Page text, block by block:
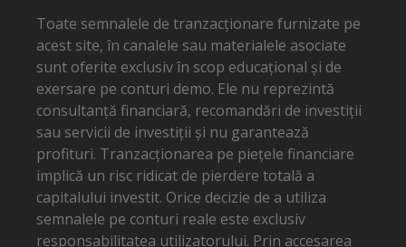
Toate semnalele de tranzacționare furnizate pe
acest site, în canalele sau materialele asociate
sunt oferite exclusiv în scop educațional și de
exersare pe conturi demo. Ele nu reprezintă
consultanță financiară, recomandări de investiții
sau servicii de investiții și nu garantează
profituri. Tranzacționarea pe piețele financiare
implică un risc ridicat de pierdere totală a
capitalului investit. Orice decizie de a utiliza
semnalele pe conturi reale este exclusiv
responsabilitatea utilizatorului. Prin accesarea